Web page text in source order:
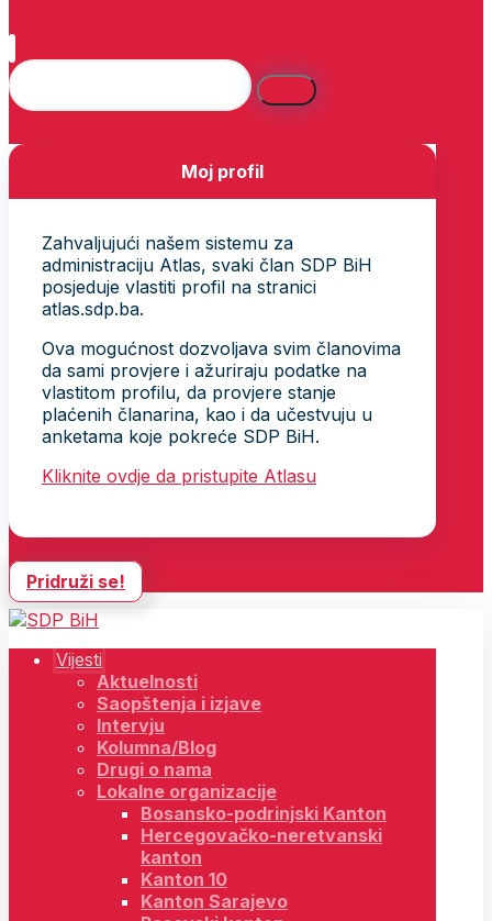
Moj profil
Zahvaljujući našem sistemu za
administraciju Atlas, svaki član SDP BiH
posjeduje vlastiti profil na stranici
atlas.sdp.ba.
Ova mogućnost dozvoljava svim članovima
da sami provjere i ažuriraju podatke na
vlastitom profilu, da provjere stanje
plaćenih članarina, kao i da učestvuju u
anketama koje pokreće SDP BiH.
Kliknite ovdje da pristupite Atlasu
Pridruži se!
Vijesti
Aktuelnosti
Saopštenja i izjave
Intervju
Kolumna/Blog
Drugi o nama
Lokalne organizacije
Bosansko-podrinjski Kanton
Hercegovačko-neretvanski
kanton
Kanton 10
Kanton Sarajevo